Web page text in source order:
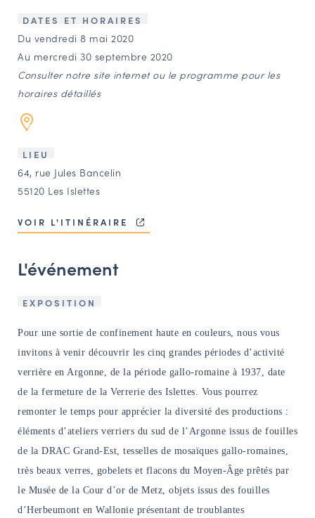
CONTACT
Agenda
Annuaire
Ressources
OFFRES D’EMPLOI ET DE STAGE
OUTILS EN LIGNE
Espace acteurs
NAVIGATION FILTRÉE « ACTEURS »
PORTAIL CULTURE
Comité d'Histoire Régionale
Service Inventaire et Patrimoines de la Région Grand Est
Amateurs d’histoire et de patrimoine
DATES ET HORAIRES
Du vendredi 8 mai 2020
Au mercredi 30 septembre 2020
Consulter notre site internet ou le programme pour les
horaires détaillés
LIEU
64, rue Jules Bancelin
55120 Les Islettes
VOIR L'ITINÉRAIRE
L'événement
EXPOSITION
Pour une sortie de confinement haute en couleurs, nous vous
invitons à venir découvrir les cinq grandes périodes d’activité
verrière en Argonne, de la période gallo-romaine à 1937, date
de la fermeture de la Verrerie des Islettes. Vous pourrez
remonter le temps pour apprécier la diversité des productions :
éléments d’ateliers verriers du sud de l’Argonne issus de fouilles
de la DRAC Grand-Est, tesselles de mosaïques gallo-romaines,
très beaux verres, gobelets et flacons du Moyen-Âge prêtés par
le Musée de la Cour d’or de Metz, objets issus des fouilles
d’Herbeumont en Wallonie présentant de troublantes